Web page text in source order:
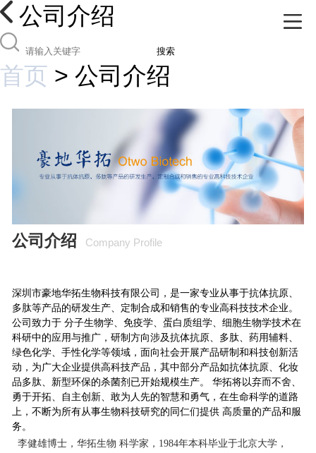
公司介绍
搜索
首页 > 公司介绍
公司介绍 Company Profile
深圳市豪地华拓生物科技有限公司，是一家专业从事于抗体抗原、
多肽等产品的研发生产、定制合成和销售的专业高科技技术企业。
公司致力于 分子生物学、免疫学、蛋白质组学、细胞生物学技术在
科研中的应用与推广，研制方向涉及抗体抗原、多肽、药用辅料、
绿色化学、手性化学等领域，面向社会开展产品研制和科技创新活
动，为广大企业提供高科技产品，其中部分产品如抗体抗原、化妆
品多肽、新型环保的杀菌剂已开始规模生产。 华拓将以弃而不舍、
勇于开拓、自主创新、敢为人先的智慧和勇气，在生命科学的道路
上，不断为所有从事生物科技研究的同仁们提供 高质量的产品和服
务。
李健雄博士，华拓生物 科学家，1984年本科毕业于北京大学，